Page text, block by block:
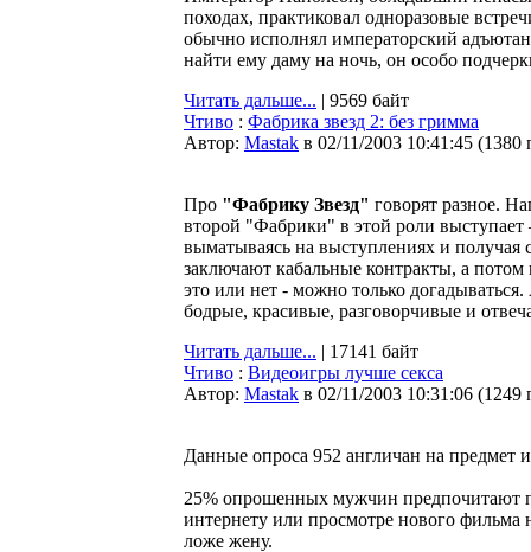
походах, практиковал одноразовые
обычно исполнял императорский
найти ему даму на ночь, он особо
Читать дальше... | 9569 байт
Чтиво : Фабрика звезд 2: без гримма
Автор: Мastak в 02/11/2003 10:41:45 (1380
Про "Фабрику Звезд" говорят разное.
второй "Фабрики" в этой роли
выматываясь на выступлениях и
заключают кабальные контракты, а
это или нет - можно только
бодрые, красивые, разговорчивые и
Читать дальше... | 17141 байт
Чтиво : Видеоигры лучше секса
Автор: Мastak в 02/11/2003 10:31:06 (1249
Данные опроса 952 англичан на
25% опрошенных мужчин предпочитают
интернету или просмотре нового
ложе жену.